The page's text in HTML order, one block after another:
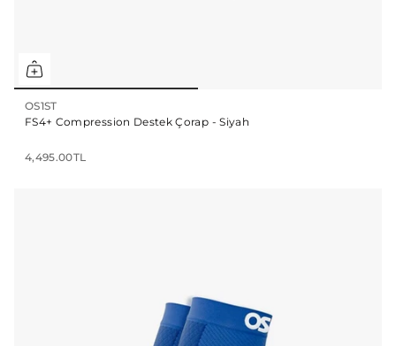
OS1ST
FS4+ Compression Destek Çorap - Siyah
4,495.00TL